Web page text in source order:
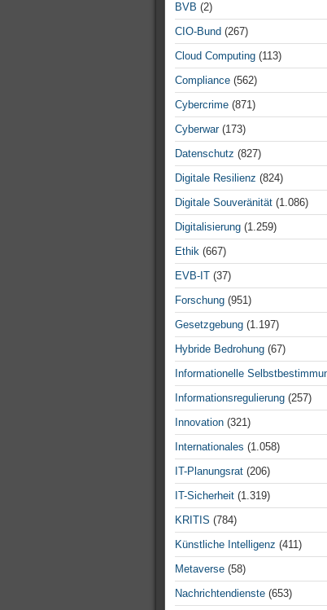
BVB (2)
CIO-Bund (267)
Cloud Computing (113)
Compliance (562)
Cybercrime (871)
Cyberwar(173)
Datenschutz (827)
Digitale Resilienz (824)
Digitale Souveränität (1.086)
Digitalisierung (1.259)
Ethik (667)
EVB-IT (37)
Forschung (951)
Gesetzgebung (1.197)
Hybride Bedrohung (67)
Informationelle
Informationsregulierung (257)
Innovation (321)
Internationales (1.058)
IT-Planungsrat (206)
IT-Sicherheit (1.319)
KRITIS (784)
Künstliche Intelligenz (411)
Metaverse (58)
Nachrichtendienste (653)